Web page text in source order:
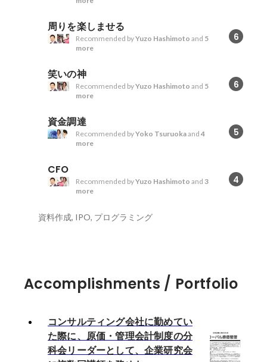
周りを楽しませる
6
Recommended byYuzo Hashimoto and 5
more
笑いの神
6
Recommended byYuzo Hashimoto and 5
more
資金調達
5
Recommended byYoko Tsuruokaand 4
more
CFO
4
Recommended byYuzo Hashimoto and 3
more
資料作成, IPO, プログラミング
Accomplishments / Portfolio
コンサルティング会社に勤めてい
た際に、原価・管理会計制度の分
科会リーダーとして、企業研究会